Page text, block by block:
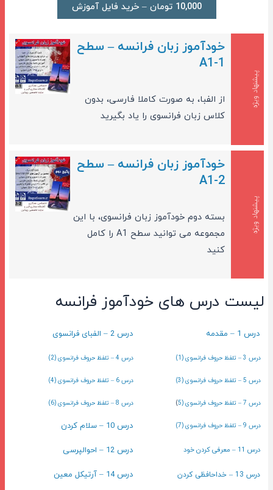
10,000 تومان – خرید فایل آموزش
پیشنهاد ویژه
خودآموز زبان فرانسه – سطح
A1-1
از الفبا، به صورت کاملا فارسی، بدون
کلاس زبان فرانسوی را یاد بگیرید
پیشنهاد ویژه
خودآموز زبان فرانسه – سطح
A1-2
بسته دوم خودآموز زبان فرانسوی، با این
مجموعه می توانید سطح A1 را کامل
کنید
لیست درس های خودآموز فرانسه
درس 1 – مقدمه درس 2 – الفبای فرانسوی
درس 3 – تلفظ حروف فرانسوی (1) درس 4 – تلفظ حروف فرانسوی (2)
درس 5 – تلفظ حروف فرانسوی (3) درس 6 – تلفظ حروف فرانسوی (4)
درس 7 – تلفظ حروف فرانسوی (5 ) درس 8 – تلفظ حروف فرانسوی (6)
درس 9 – تلفظ حروف فرانسوی (7) درس 10 – سلام کردن
درس 11 – معرفی کردن خود درس 12 – احوالپرسی
درس 13 – خداحافظی کردن درس 14 – آرتیکل معین